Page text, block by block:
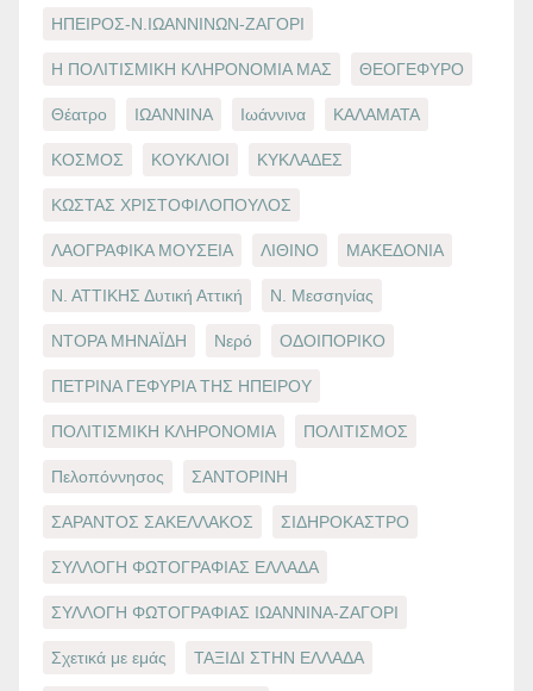
ΗΠΕΙΡΟΣ-Ν.ΙΩΑΝΝΙΝΩΝ-ΖΑΓΟΡΙ
Η ΠΟΛΙΤΙΣΜΙΚΗ ΚΛΗΡΟΝΟΜΙΑ ΜΑΣ ΘΕΟΓΕΦΥΡΟ
Θέατρο ΙΩΑΝΝΙΝΑ Ιωάννινα ΚΑΛΑΜΑΤΑ
ΚΟΣΜΟΣ ΚΟΥΚΛΙΟΙ ΚΥΚΛΑΔΕΣ
ΚΩΣΤΑΣ ΧΡΙΣΤΟΦΙΛΟΠΟΥΛΟΣ
ΛΑΟΓΡΑΦΙΚΑ ΜΟΥΣΕΙΑ ΛΙΘΙΝΟ ΜΑΚΕΔΟΝΙΑ
Ν. ΑΤΤΙΚΗΣ Δυτική Αττική Ν. Μεσσηνίας
ΝΤΟΡΑ ΜΗΝΑΪΔΗ Νερό ΟΔΟΙΠΟΡΙΚΟ
ΠΕΤΡΙΝΑ ΓΕΦΥΡΙΑ ΤΗΣ ΗΠΕΙΡΟΥ
ΠΟΛΙΤΙΣΜΙΚΗ ΚΛΗΡΟΝΟΜΙΑ ΠΟΛΙΤΙΣΜΟΣ
Πελοπόννησος ΣΑΝΤΟΡΙΝΗ
ΣΑΡΑΝΤΟΣ ΣΑΚΕΛΛΑΚΟΣ ΣΙΔΗΡΟΚΑΣΤΡΟ
ΣΥΛΛΟΓΗ ΦΩΤΟΓΡΑΦΙΑΣ ΕΛΛΑΔΑ
ΣΥΛΛΟΓΗ ΦΩΤΟΓΡΑΦΙΑΣ ΙΩΑΝΝΙΝΑ-ΖΑΓΟΡΙ
Σχετικά με εμάς ΤΑΞΙΔΙ ΣΤΗΝ ΕΛΛΑΔΑ